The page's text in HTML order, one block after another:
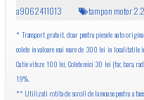
a9062411013
tampon motor
* Transport gratuit, doar pentru piesele auto
colete in valoare mai mare de 300 lei in
Cutie viteze 100 lei, Colete mici 30 lei (far, bara,
19%.
** Utilizati rotita de scroll de la mouse pentru a face